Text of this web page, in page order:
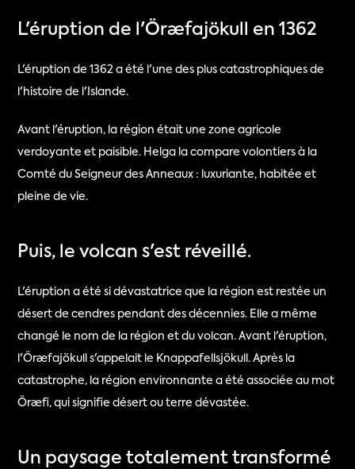
L'éruption de l'Öræfajökull en 1362
L'éruption de 1362 a été l'une des plus catastrophiques de
l'histoire de l'Islande.
Avant l'éruption, la région était une zone agricole
verdoyante et paisible. Helga la compare volontiers à la
Comté du Seigneur des Anneaux : luxuriante, habitée et
pleine de vie.
Puis, le volcan s'est réveillé.
L'éruption a été si dévastatrice que la région est restée un
désert de cendres pendant des décennies. Elle a même
changé le nom de la région et du volcan. Avant l'éruption,
l'Öræfajökull s'appelait le Knappafellsjökull. Après la
catastrophe, la région environnante a été associée au mot
Öræfi, qui signifie désert ou terre dévastée.
Un paysage totalement transformé